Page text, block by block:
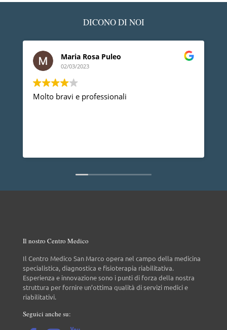
DICONO DI NOI
Maria Rosa Puleo
02/03/2023
Molto bravi e professionali
Il nostro Centro Medico
Il Centro Medico San Marco opera nel campo della medicina
specialistica, diagnostica e fisioterapia riabilitativa.
Esperienza e innovazione sono i punti di forza della nostra
struttura per fornire un’ottima qualità di servizi medici e
riabilitativi.
Seguici anche su: